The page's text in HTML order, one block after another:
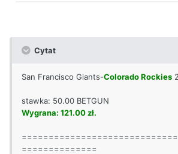
Cytat
San Francisco Giants-Colorado Rockies
stawka: 50.00 BETGUN
Wygrana: 121.00 zł.
==============